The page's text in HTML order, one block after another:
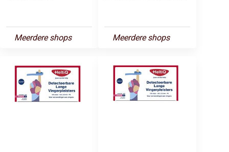
Meerdere shops Meerdere shops